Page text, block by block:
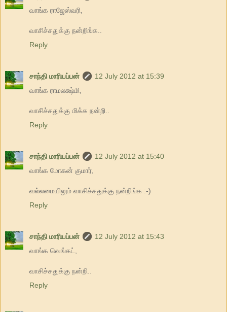
வாங்க ராஜேஸ்வரி,
வாசிச்சதுக்கு நன்றிங்க..
Reply
சாந்தி மாரியப்பன்
12 July 2012 at 15:39
வாங்க ராமலக்ஷ்மி,
வாசிச்சதுக்கு மிக்க நன்றி..
Reply
சாந்தி மாரியப்பன்
12 July 2012 at 15:40
வாங்க மோகன் குமார்,
வல்லமையிலும் வாசிச்சதுக்கு நன்றிங்க :-)
Reply
சாந்தி மாரியப்பன்
12 July 2012 at 15:43
வாங்க வெங்கட்,
வாசிச்சதுக்கு நன்றி..
Reply